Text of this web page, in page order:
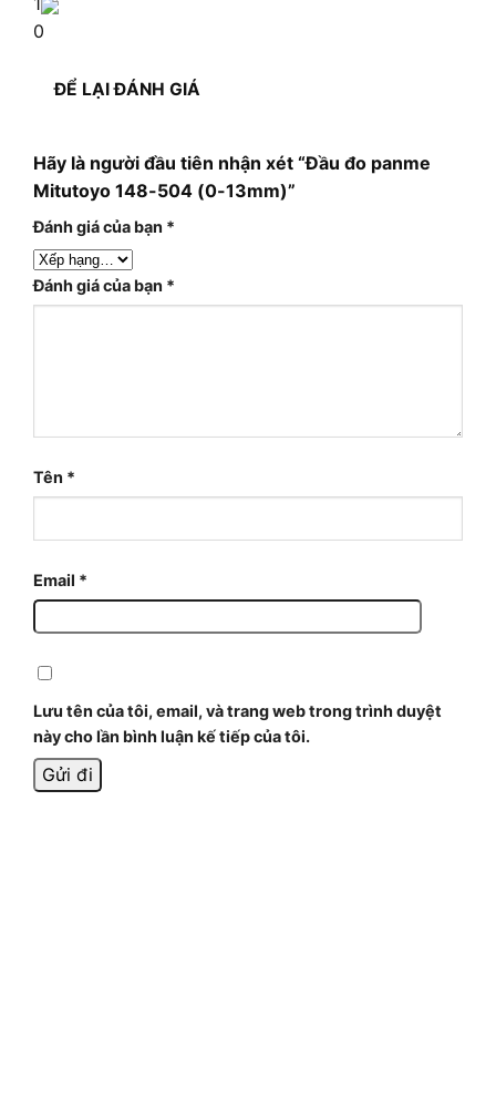
0
ĐỂ LẠI ĐÁNH GIÁ
Hãy là người đầu tiên nhận xét “Đầu đo panme
Mitutoyo 148-504 (0-13mm)”
Đánh giá của bạn *
Đánh giá của bạn *
Tên *
Email *
Lưu tên của tôi, email, và trang web trong trình duyệt
này cho lần bình luận kế tiếp của tôi.